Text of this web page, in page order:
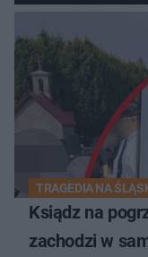
TRAGEDIA NA
Ksiądz na
zachodzi w